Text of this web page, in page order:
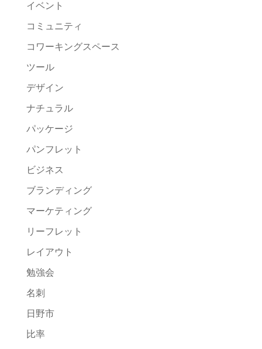
イベント
コミュニティ
コワーキングスペース
ツール
デザイン
ナチュラル
パッケージ
パンフレット
ビジネス
ブランディング
マーケティング
リーフレット
レイアウト
勉強会
名刺
日野市
比率